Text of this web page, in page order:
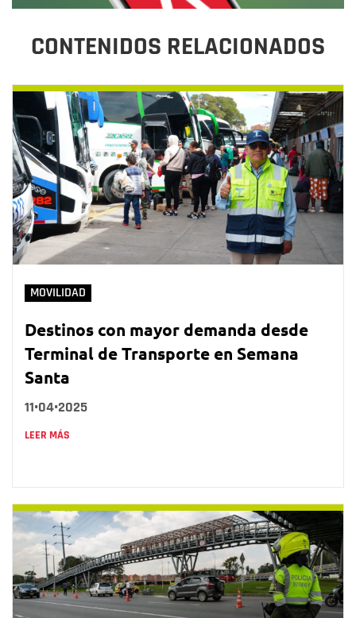
CONTENIDOS RELACIONADOS
MOVILIDAD
Destinos con mayor demanda desde
Terminal de Transporte en Semana
Santa
11•04•2025
LEER MÁS